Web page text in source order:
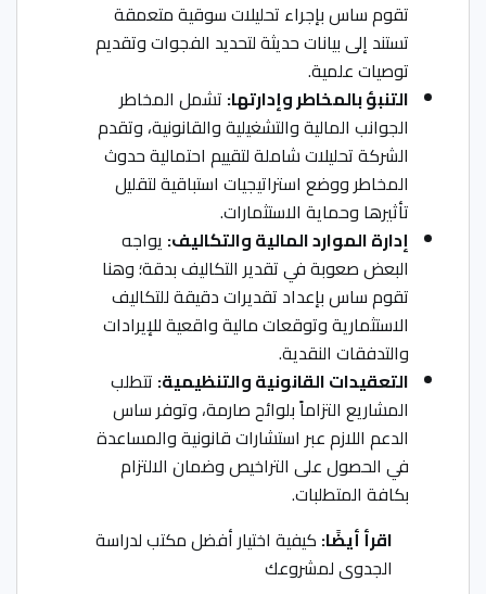
تقوم ساس بإجراء تحليلات سوقية متعمقة
تستند إلى بيانات حديثة لتحديد الفجوات وتقديم
توصيات علمية.
التنبؤ بالمخاطر وإدارتها:تشمل المخاطر
الجوانب المالية والتشغيلية والقانونية، وتقدم
الشركة تحليلات شاملة لتقييم احتمالية حدوث
المخاطر ووضع استراتيجيات استباقية لتقليل
تأثيرها وحماية الاستثمارات.
إدارة الموارد المالية والتكاليف:يواجه
البعض صعوبة في تقدير التكاليف بدقة؛ وهنا
تقوم ساس بإعداد تقديرات دقيقة للتكاليف
الاستثمارية وتوقعات مالية واقعية للإيرادات
والتدفقات النقدية.
التعقيدات القانونية والتنظيمية:تتطلب
المشاريع التزاماً بلوائح صارمة، وتوفر ساس
الدعم اللازم عبر استشارات قانونية والمساعدة
في الحصول على التراخيص وضمان الالتزام
بكافة المتطلبات.
اقرأ أيضًا: كيفية اختيار أفضل مكتب لدراسة
الجدوى لمشروعك